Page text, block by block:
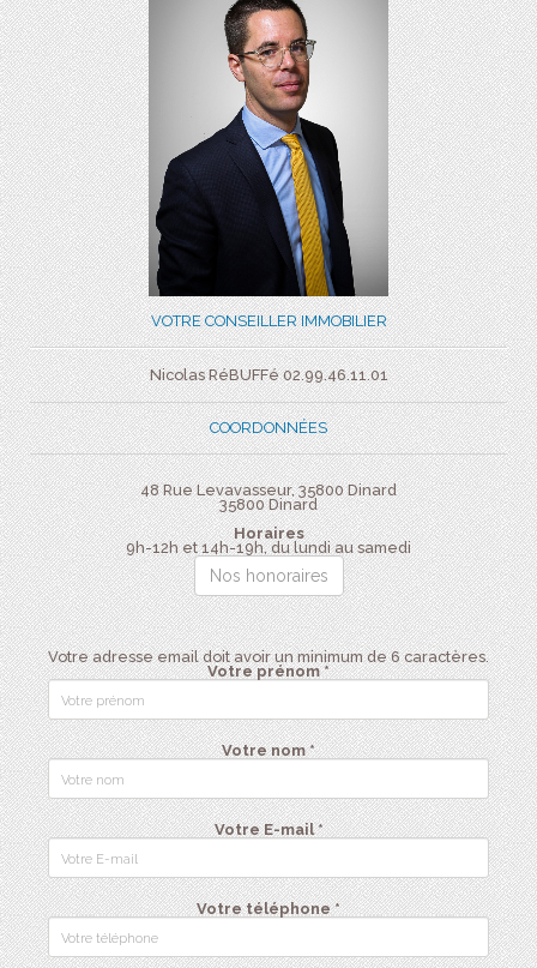
VOTRE CONSEILLER IMMOBILIER
Nicolas RéBUFFé 02.99.46.11.01
COORDONNÉES
48 Rue Levavasseur, 35800 Dinard
35800 Dinard
Horaires
9h-12h et 14h-19h, du lundi au samedi
Nos honoraires
Votre adresse email doit avoir un minimum de 6 caractères.
Votre prénom *
Votre nom *
Votre E-mail *
Votre téléphone *